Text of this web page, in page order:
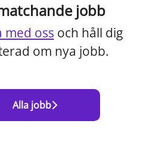
jobb
med oss och håll dig
om nya jobb.
Alla jobb